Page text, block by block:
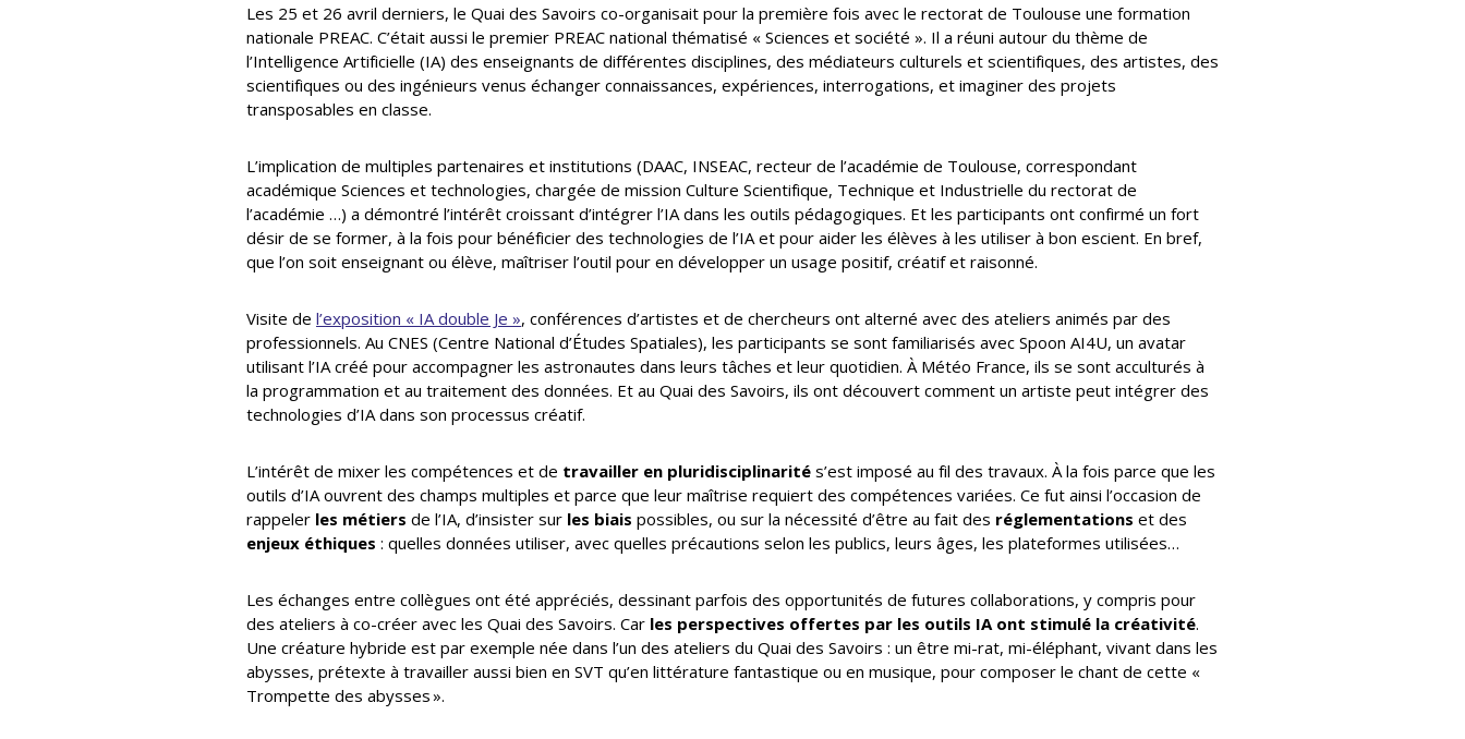
Les 25 et 26 avril derniers, le Quai des Savoirs co-organisait pour la première fois avec le rectorat de Toulouse une formation
nationale PREAC. C’était aussi le premier PREAC national thématisé « Sciences et société ». Il a réuni autour du thème de
l’Intelligence Artificielle (IA) des enseignants de différentes disciplines, des médiateurs culturels et scientifiques, des artistes, des
scientifiques ou des ingénieurs venus échanger connaissances, expériences, interrogations, et imaginer des projets
transposables en classe.
L’implication de multiples partenaires et institutions (DAAC, INSEAC, recteur de l’académie de Toulouse, correspondant
académique Sciences et technologies, chargée de mission Culture Scientifique, Technique et Industrielle du rectorat de
l’académie …) a démontré l’intérêt croissant d’intégrer l’IA dans les outils pédagogiques. Et les participants ont confirmé un fort
désir de se former, à la fois pour bénéficier des technologies de l’IA et pour aider les élèves à les utiliser à bon escient. En bref,
que l’on soit enseignant ou élève, maîtriser l’outil pour en développer un usage positif, créatif et raisonné.
Visite de l’exposition « IA double Je », conférences d’artistes et de chercheurs ont alterné avec des ateliers animés par des
professionnels. Au CNES (Centre National d’Études Spatiales), les participants se sont familiarisés avec Spoon AI4U, un avatar
utilisant l’IA créé pour accompagner les astronautes dans leurs tâches et leur quotidien. À Météo France, ils se sont acculturés à
la programmation et au traitement des données. Et au Quai des Savoirs, ils ont découvert comment un artiste peut intégrer des
technologies d’IA dans son processus créatif.
L’intérêt de mixer les compétences et de travailler en pluridisciplinarité s’est imposé au fil des travaux. À la fois parce que les
outils d’IA ouvrent des champs multiples et parce que leur maîtrise requiert des compétences variées. Ce fut ainsi l’occasion de
rappeler les métiers de l’IA, d’insister sur les biais possibles, ou sur la nécessité d’être au fait des réglementations et des
enjeux éthiques : quelles données utiliser, avec quelles précautions selon les publics, leurs âges, les plateformes utilisées…
Les échanges entre collègues ont été appréciés, dessinant parfois des opportunités de futures collaborations, y compris pour
des ateliers à co-créer avec les Quai des Savoirs. Car les perspectives offertes par les outils IA ont stimulé la créativité.
Une créature hybride est par exemple née dans l’un des ateliers du Quai des Savoirs : un être mi-rat, mi-éléphant, vivant dans les
abysses, prétexte à travailler aussi bien en SVT qu’en littérature fantastique ou en musique, pour composer le chant de cette «
Trompette des abysses ».